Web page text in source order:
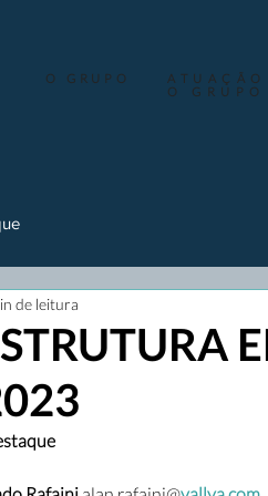
O GRUPO ATUAÇÃO
O GRUPO
de leitura